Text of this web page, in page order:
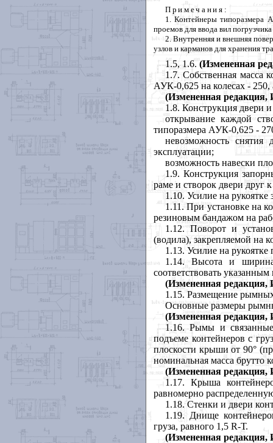
Примечания :
1. Контейнеры типоразмера
проемов для ввода вил
2. Внутренняя и внешняя
узлов и карманов для хранения
1.5, 1.6.(Измененная
1.7. Собственная масса
АУК-0,625 на колесах -
(Измененная
1.8. Конструкция двери
открывание каждой
типоразмера АУК-0,625 -
невозможность
эксплуатации;
возможность навески
1.9. Конструкция
раме и створок двери друг к
1.10. Усилие на
1 .11. При установке на
резиновым бандажом на
1.12. Поворот и
(водила), закрепляемой на
1.13. Усилие на
1.14. Высота и
соответствовать
(Измененная
1.15. Размещение
Основные размеры
(Измененная
1.16. Рымы и
подъеме контейнеров с
плоскости крыши от 90°
номинальная масса брутто
(Измененная
1.17. Крыша
равномерно
1 .18. Стенки и двери
1.19. Днище
груза, равного 1,5 R-Т.
(Измененная